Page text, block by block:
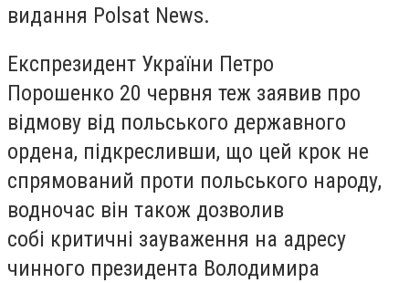
видання Polsat News.
Експрезидент України Петро
Порошенко 20 червня теж заявив про
відмову від польського державного
ордена, підкресливши, що цей крок не
спрямований проти польського народу,
водночас він також дозволив
собі критичні зауваження на адресу
чинного президента Володимира